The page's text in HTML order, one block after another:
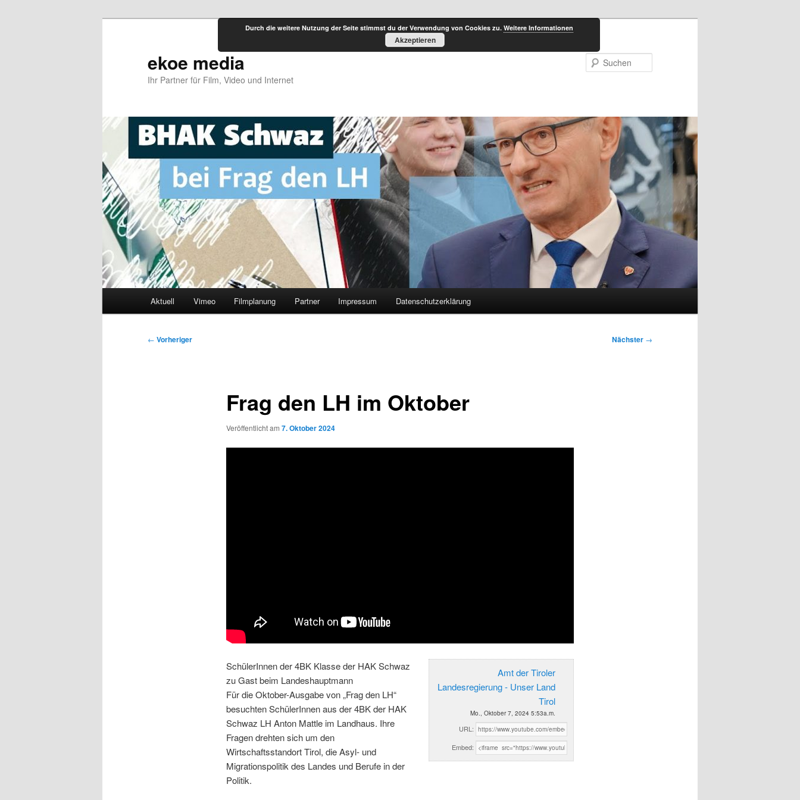
ekoe media
Ihr Partner für Film, Video und Internet
Aktuell Vimeo Filmplanung Partner Impressum Datenschutzerklärung
Beitragsnavigation
← Vorheriger Nächster →
Frag den LH im Oktober
Veröffentlicht am 7. Oktober 2024
Amt der Tiroler
Landesregierung - Unser Land
Tirol
Mo., Oktober 7, 2024 5:53a.m.
URL:
Embed:
SchülerInnen der 4BK Klasse der HAK Schwaz
zu Gast beim Landeshauptmann
Für die Oktober-Ausgabe von „Frag den LH“
besuchten SchülerInnen aus der 4BK der HAK
Schwaz LH Anton Mattle im Landhaus. Ihre
Fragen drehten sich um den
Wirtschaftsstandort Tirol, die Asyl- und
Migrationspolitik des Landes und Berufe in der
Politik.
Durch die weitere Nutzung der Seite stimmst du der Verwendung von Cookies zu. Weitere Informationen
Akzeptieren